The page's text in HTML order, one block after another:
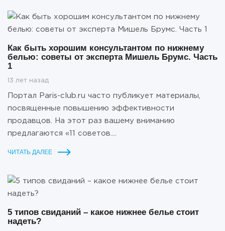
Как быть хорошим консультантом по нижнему
белью: советы от эксперта Мишель Брумс. Часть
1
13 лет назад
Портал Paris-club.ru часто публикует материалы,
посвященные повышению эффективности
продавцов. На этот раз вашему вниманию
предлагаются «11 советов....
ЧИТАТЬ ДАЛЕЕ
5 типов свиданий – какое нижнее белье стоит
надеть?